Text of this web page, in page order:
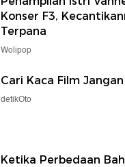
Konser F3,
Terpana
Wolipop
Cari Kaca Film
detikOto
Ketika Perbedaan